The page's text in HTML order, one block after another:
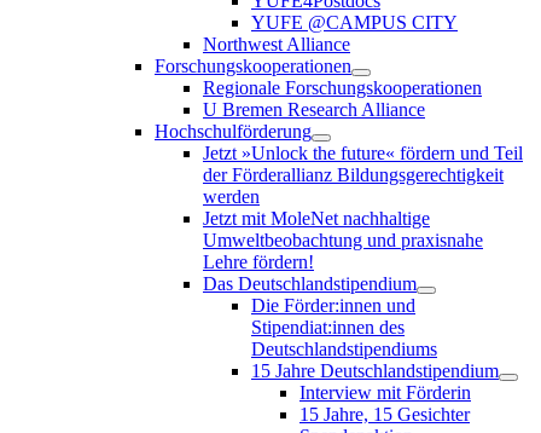
YUFE @CAMPUS CITY
Northwest Alliance
Forschungskooperationen
Regionale Forschungskooperationen
U Bremen Research Alliance
Hochschulförderung
Jetzt »Unlock the future« fördern und Teil
der Förderallianz Bildungsgerechtigkeit
werden
Jetzt mit MoleNet nachhaltige
Umweltbeobachtung und praxisnahe
Lehre fördern!
Das Deutschlandstipendium
Die Förder:innen und
Stipendiat:innen des
Deutschlandstipendiums
15 Jahre Deutschlandstipendium
Interview mit Förderin
15 Jahre, 15 Gesichter